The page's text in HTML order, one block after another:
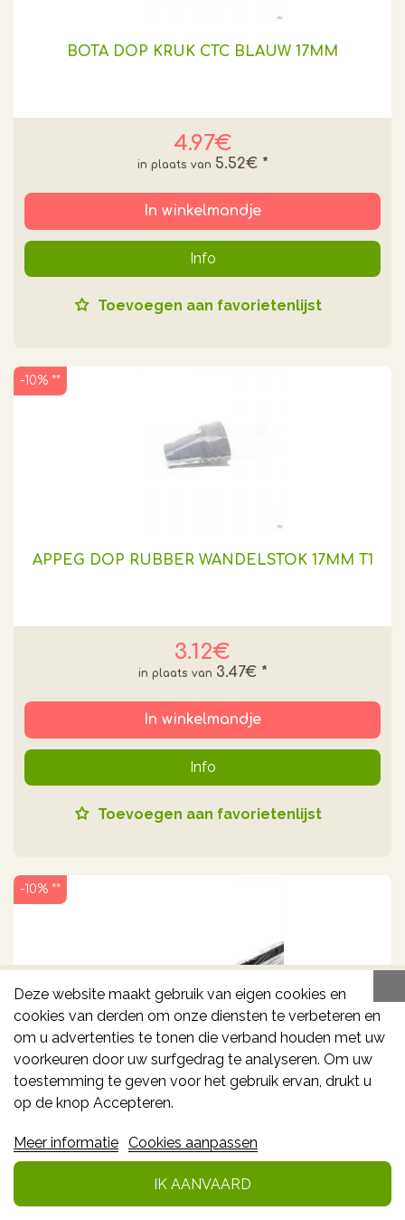
BOTA DOP KRUK CTC BLAUW 17MM
4.97€
5.52€ *
In winkelmandje
Info
Toevoegen aan favorietenlijst
APPEG DOP RUBBER WANDELSTOK 17MM T1
3.12€
3.47€ *
-10% **
In winkelmandje
Info
Toevoegen aan favorietenlijst
HOMECARE WANDELSTOK ALU HANDGREEP
T W2090001001
24.21€
26.90€
-10% **
Deze website maakt gebruik van eigen cookies en
cookies van derden om onze diensten te verbeteren en
om u advertenties te tonen die verband houden met uw
voorkeuren door uw surfgedrag te analyseren. Om uw
toestemming te geven voor het gebruik ervan, drukt u
op de knop Accepteren.
Meer informatie Cookies aanpassen
IK AANVAARD